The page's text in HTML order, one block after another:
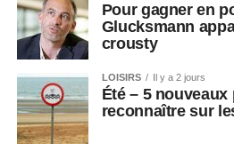
Pour gagner en
Glucksmann
crousty
LOISIRS Il y a 2 jours
Été – 5 nouveaux
reconnaître sur